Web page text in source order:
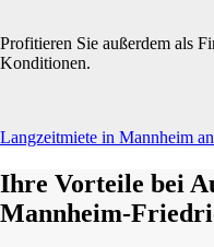
Profitieren Sie außerdem als
Konditionen.
Langzeitmiete in Mannheim
Ihre Vorteile bei
Mannheim-